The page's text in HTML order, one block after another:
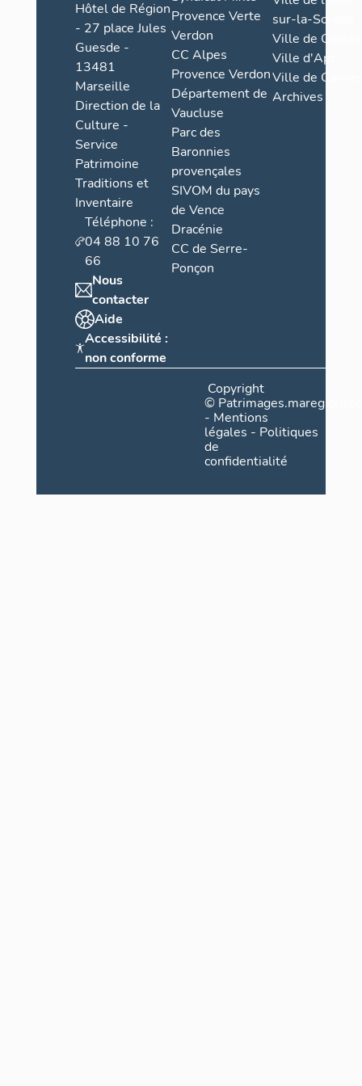
Hôtel de Région
- 27 place Jules
Guesde -
13481
Marseille
Direction de la
Culture -
Service
Patrimoine
Traditions et
Inventaire
Téléphone :
04 88 10 76
66
Nous
contacter
Aide
Accessibilité :
non conforme
Provence Verte
Verdon
CC Alpes
Provence Verdon
Département de
Vaucluse
Parc des
Baronnies
provençales
SIVOM du pays
de Vence
Dracénie
CC de Serre-
Ponçon
sur-la-Sorgue
Ville de Grasse
Ville d'Apt
Ville de
Archives
Copyright
©
- Mentions
légales - Politiques
de
confidentialité